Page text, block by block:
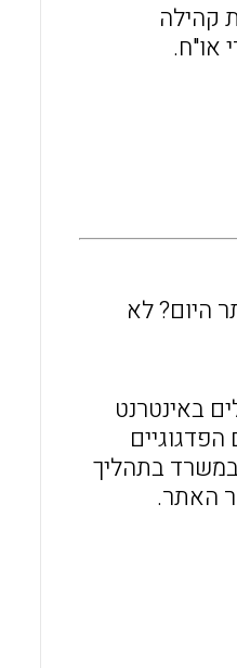
קהילה
או"ח.
היום? לא
באינטרנט
בתהליך
האתר.